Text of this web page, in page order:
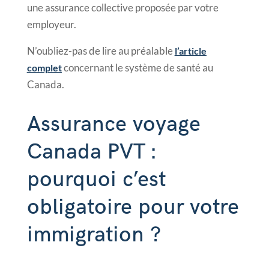
une assurance collective proposée par votre
employeur.
N’oubliez-pas de lire au préalable l’article
completconcernant le système de santé au
Canada.
Assurance voyage
Canada PVT :
pourquoi c’est
obligatoire pour votre
immigration ?